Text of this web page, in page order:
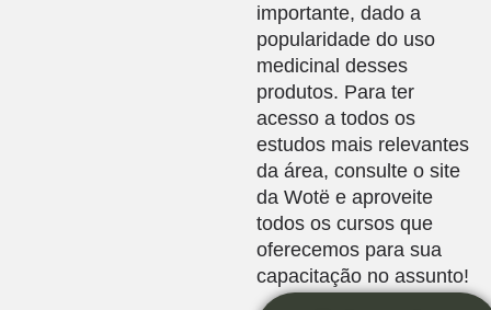
importante, dado a
popularidade do uso
medicinal desses
produtos. Para ter
acesso a todos os
estudos mais relevantes
da área, consulte o site
da Wotë e aproveite
todos os cursos que
oferecemos para sua
capacitação no assunto!